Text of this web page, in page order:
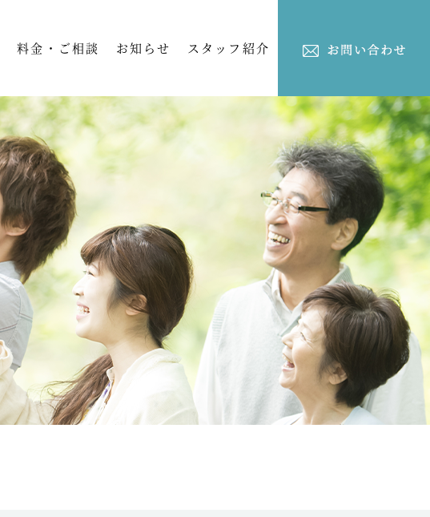
料金・ご相談 お知らせ スタッフ紹介